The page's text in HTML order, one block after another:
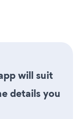
will suit
details you